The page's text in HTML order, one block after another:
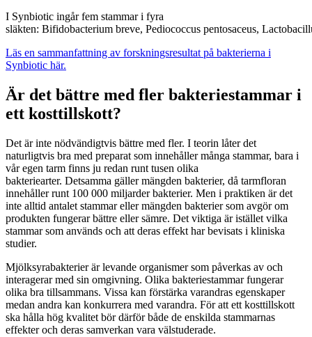
I Synbiotic ingår fem stammar i fyra
släkten: Bifidobacterium breve, Pediococcus pentosaceus,
Läs en sammanfattning av forskningsresultat på bakterierna i
Synbiotic här.
Är det bättre med fler bakteriestammar i
ett kosttillskott?
Det är inte nödvändigtvis bättre med fler. I teorin låter det
naturligtvis bra med preparat som innehåller många stammar, bara i
vår egen tarm finns ju redan runt tusen olika
bakteriearter. Detsamma gäller mängden bakterier, då tarmfloran
innehåller runt 100 000 miljarder bakterier. Men i praktiken är det
inte alltid antalet stammar eller mängden bakterier som avgör om
produkten fungerar bättre eller sämre. Det viktiga är istället vilka
stammar som används och att deras effekt har bevisats i kliniska
studier.
Mjölksyrabakterier är levande organismer som påverkas av och
interagerar med sin omgivning. Olika bakteriestammar fungerar
olika bra tillsammans. Vissa kan förstärka varandras egenskaper
medan andra kan konkurrera med varandra. För att ett kosttillskott
ska hålla hög kvalitet bör därför både de enskilda stammarnas
effekter och deras samverkan vara välstuderade.